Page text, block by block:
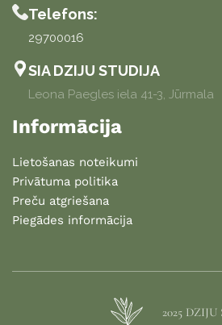
Telefons:
29700016
SIA DZIJU STUDIJA
Leona Paegles iela 41-3, Jūrmala
Informācija
Lietošanas noteikumi
Privātuma politika
Preču atgriešana
Piegādes informācija
2025